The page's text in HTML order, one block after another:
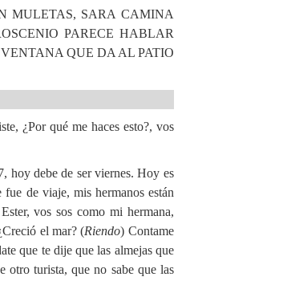
MULETAS, SARA CAMINA
PARECE HABLAR
QUE DA AL PATIO
¿Por qué me haces esto?, vos
hoy debe de ser viernes. Hoy es
de viaje, mis hermanos están
vos sos como mi hermana,
el mar? (Riendo) Contame
que te dije que las almejas que
otro turista, que no sabe que las